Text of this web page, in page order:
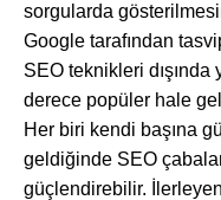
sorgularda
Google tarafından
SEO teknikleri dışında
derece popüler hale
Her biri kendi başına
geldiğinde SEO
güçlendirebilir.